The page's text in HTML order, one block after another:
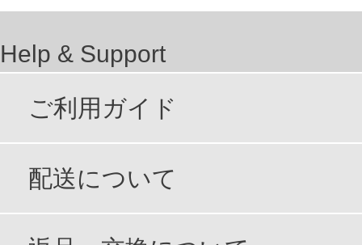
Help & Support
ご利用ガイド
配送について